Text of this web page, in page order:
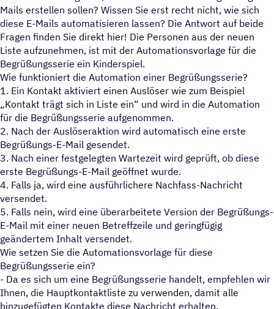
Mails erstellen sollen? Wissen Sie erst recht nicht, wie sich
diese E-Mails automatisieren lassen? Die Antwort auf beide
Fragen finden Sie direkt hier! Die Personen aus der neuen
Liste aufzunehmen, ist mit der Automationsvorlage für die
Begrüßungsserie ein Kinderspiel.
Wie funktioniert die Automation einer Begrüßungsserie?
1. Ein Kontakt aktiviert einen Auslöser wie zum Beispiel
Kontakt trägt sich in Liste ein“ und wird in die Automation
für die Begrüßungsserie aufgenommen.
2. Nach der Auslöseraktion wird automatisch eine erste
Begrüßungs-E-Mail gesendet.
3. Nach einer festgelegten Wartezeit wird geprüft, ob diese
erste Begrüßungs-E-Mail geöffnet wurde.
4. Falls ja, wird eine ausführlichere Nachfass-Nachricht
versendet.
5. Falls nein, wird eine überarbeitete Version der Begrüßungs-
E-Mail mit einer neuen Betreffzeile und geringfügig
geändertem Inhalt versendet.
Wie setzen Sie die Automationsvorlage für diese
Begrüßungsserie ein?
- Da es sich um eine Begrüßungsserie handelt, empfehlen wir
Ihnen, die Hauptkontaktliste zu verwenden, damit alle
hinzugefügten Kontakte diese Nachricht erhalten.